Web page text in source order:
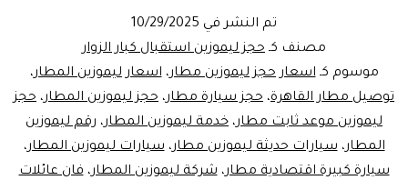
في
تم النشر في 10/29/2025
مصنف كـ حجز ليموزين استقبال كبار الزوار
موسوم كـاسعار حجز ليموزين مطار،اسعار ليموزين المطار،
توصيل مطار القاهرة، حجز سيارة مطار، حجز ليموزين المطار، حجز
ليموزين موعد ثابت مطار، خدمة ليموزين المطار، رقم ليموزين
المطار،سيارات حديثة ليموزين مطار،سيارات ليموزين المطار،
سيارة كبيرة اقتصادية مطار،شركة ليموزين المطار،فان عائلات